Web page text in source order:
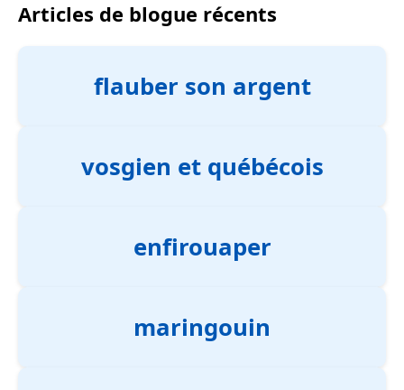
Articles de blogue récents
flauber son argent
vosgien et québécois
enfirouaper
maringouin